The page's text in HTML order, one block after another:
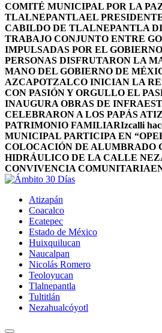
COMITÉ MUNICIPAL POR LA
TLALNEPANTLAEL
CABILDO DE TLALNEPANTLA
TRABAJO CONJUNTO ENTRE
IMPULSADAS POR EL
PERSONAS DISFRUTARON LA
MANO DEL GOBIERNO DE
AZCAPOTZALCO INICIAN LA
CON PASIÓN Y ORGULLO EL
INAUGURA OBRAS DE
CELEBRARON A LOS PAPÁS
PATRIMONIO FAMILIARIzcalli
MUNICIPAL PARTICIPA EN
COLOCACIÓN DE ALUMBRADO
HIDRÁULICO DE LA CALLE
CONVIVENCIA COMUNITARIA
Atizapán
Coacalco
Ecatepec
Estado de México
Huixquilucan
Naucalpan
Nicolás Romero
Teoloyucan
Tlalnepantla
Tultitlán
Nezahualcóyotl